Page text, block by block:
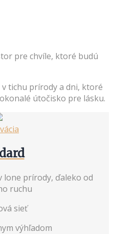
pre chvíle, ktoré budú
tichu prírody a dni, ktoré
útočisko pre lásku.
lone prírody, ďaleko od
ruchu
sieť
výhľadom